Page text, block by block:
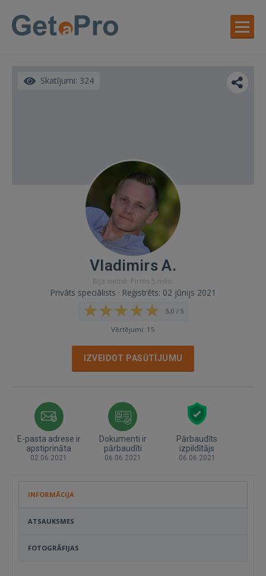
Skatījumi: 324
Vladimirs A.
Bija vietnē: Pirms 5 mēn.
Privāts speciālists · Reģistrēts: 02 jūnijs 2021
5,0 / 5
Vērtējumi: 15
IZVEIDOT PASŪTĪJUMU
E-pasta adrese ir
apstiprināta
02.06.2021
Dokumenti ir
pārbaudīti
06.06.2021
Pārbaudīts
izpildītājs
06.06.2021
INFORMĀCIJA
ATSAUKSMES
FOTOGRĀFIJAS